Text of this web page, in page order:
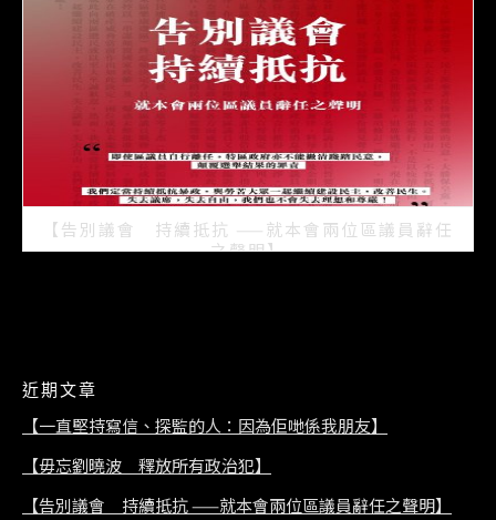
【告別議會 持續抵抗 ——就本會兩位區議員辭任
之聲明】
近期文章
【一直堅持寫信、探監的人：因為佢哋係我朋友】
【毋忘劉曉波 釋放所有政治犯】
【告別議會 持續抵抗 ——就本會兩位區議員辭任之聲明】